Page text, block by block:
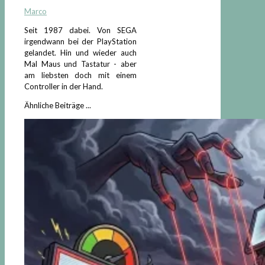
Marco
Seit 1987 dabei. Von SEGA
irgendwann bei der PlayStation
gelandet. Hin und wieder auch
Mal Maus und Tastatur - aber
am liebsten doch mit einem
Controller in der Hand.
Ähnliche Beiträge ...